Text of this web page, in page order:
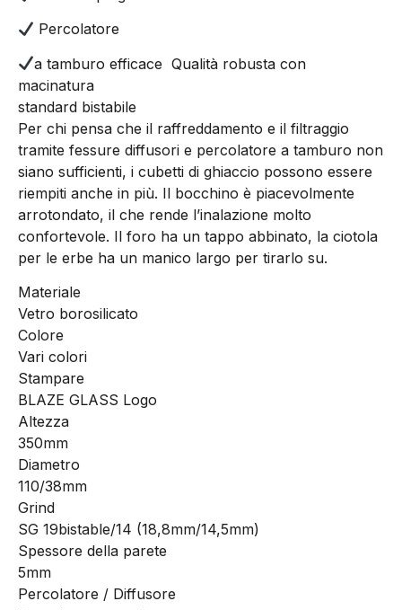
Percolatore
a tamburo efficace Qualità robusta con
macinatura
standard bistabile
Per chi pensa che il raffreddamento e il filtraggio
tramite fessure diffusori e percolatore a tamburo non
siano sufficienti, i cubetti di ghiaccio possono essere
riempiti anche in più. Il bocchino è piacevolmente
arrotondato, il che rende l’inalazione molto
confortevole. Il foro ha un tappo abbinato, la ciotola
per le erbe ha un manico largo per tirarlo su.
Materiale
Vetro borosilicato
Colore
Vari colori
Stampare
BLAZE GLASS Logo
Altezza
350mm
Diametro
110/38mm
Grind
SG 19bistable/14 (18,8mm/14,5mm)
Spessore della parete
5mm
Percolatore / Diffusore